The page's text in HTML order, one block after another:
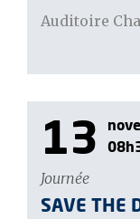
Auditoire
13
Journée
SAVE THE